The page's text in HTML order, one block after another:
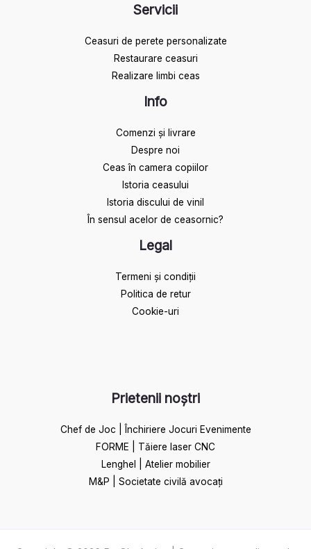
Servicii
Ceasuri de perete personalizate
Restaurare ceasuri
Realizare limbi ceas
Info
Comenzi și livrare
Despre noi
Ceas în camera copiilor
Istoria ceasului​
Istoria discului de vinil
În sensul acelor de ceasornic?
Legal
Termeni și condiții
Politica de retur
Cookie-uri
Prietenii noștri
Chef de Joc | Închiriere Jocuri Evenimente
FORME | Tăiere laser CNC
Lenghel | Atelier mobilier
M&P | Societate civilă avocați